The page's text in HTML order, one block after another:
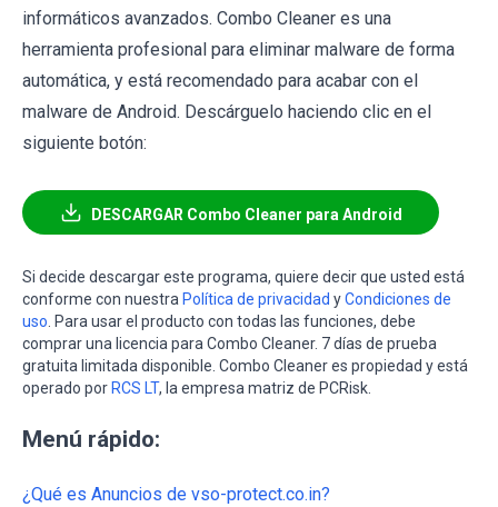
informáticos avanzados. Combo Cleaner es una
herramienta profesional para eliminar malware de forma
automática, y está recomendado para acabar con el
malware de Android. Descárguelo haciendo clic en el
siguiente botón:
DESCARGAR Combo Cleaner para Android
Si decide descargar este programa, quiere decir que usted está
conforme con nuestra Política de privacidad yCondiciones de
uso. Para usar el producto con todas las funciones, debe
comprar una licencia para Combo Cleaner. 7 días de prueba
gratuita limitada disponible. Combo Cleaner es propiedad y está
operado por RCS LT, la empresa matriz de PCRisk.
Menú rápido:
¿Qué es Anuncios de vso-protect.co.in?